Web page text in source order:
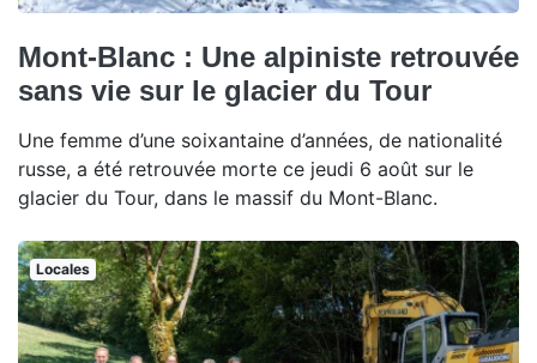
Mont-Blanc : Une alpiniste retrouvée
sans vie sur le glacier du Tour
Une femme d’une soixantaine d’années, de nationalité
russe, a été retrouvée morte ce jeudi 6 août sur le
glacier du Tour, dans le massif du Mont-Blanc.
Locales